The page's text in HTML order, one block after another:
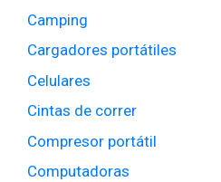
Camping
Cargadores portátiles
Celulares
Cintas de correr
Compresor portátil
Computadoras